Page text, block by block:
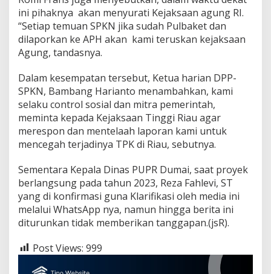
ini pihaknya akan menyurati Kejaksaan agung RI.
“Setiap temuan SPKN jika sudah Pulbaket dan
dilaporkan ke APH akan kami teruskan kejaksaan
Agung, tandasnya.
Dalam kesempatan tersebut, Ketua harian DPP-
SPKN, Bambang Harianto menambahkan, kami
selaku control sosial dan mitra pemerintah,
meminta kepada Kejaksaan Tinggi Riau agar
merespon dan mentelaah laporan kami untuk
mencegah terjadinya TPK di Riau, sebutnya.
Sementara Kepala Dinas PUPR Dumai, saat proyek
berlangsung pada tahun 2023, Reza Fahlevi, ST
yang di konfirmasi guna Klarifikasi oleh media ini
melalui WhatsApp nya, namun hingga berita ini
diturunkan tidak memberikan tanggapan.(jsR).
Post Views: 999